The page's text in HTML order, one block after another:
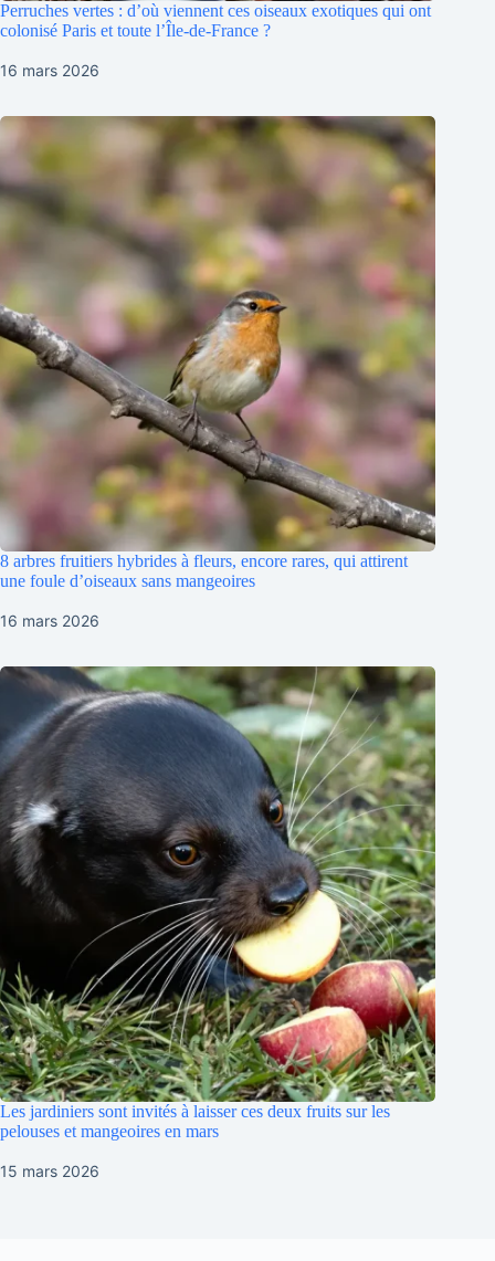
Perruches vertes : d’où viennent ces oiseaux exotiques qui ont
colonisé Paris et toute l’Île-de-France ?
16 mars 2026
8 arbres fruitiers hybrides à fleurs, encore rares, qui attirent
une foule d’oiseaux sans mangeoires
16 mars 2026
Les jardiniers sont invités à laisser ces deux fruits sur les
pelouses et mangeoires en mars
15 mars 2026